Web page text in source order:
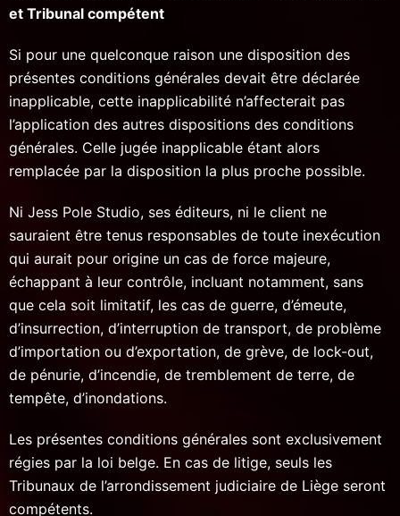
et Tribunal compétent
Si pour une quelconque raison une disposition des
présentes conditions générales devait être déclarée
inapplicable, cette inapplicabilité n’affecterait pas
l’application des autres dispositions des conditions
générales. Celle jugée inapplicable étant alors
remplacée par la disposition la plus proche possible.
Ni Jess Pole Studio, ses éditeurs, ni le client ne
sauraient être tenus responsables de toute inexécution
qui aurait pour origine un cas de force majeure,
échappant à leur contrôle, incluant notamment, sans
que cela soit limitatif, les cas de guerre, d’émeute,
d’insurrection, d’interruption de transport, de problème
d’importation ou d’exportation, de grève, de lock-out,
de pénurie, d’incendie, de tremblement de terre, de
tempête, d’inondations.
Les présentes conditions générales sont exclusivement
régies par la loi belge. En cas de litige, seuls les
Tribunaux de l’arrondissement judiciaire de Liège seront
compétents.